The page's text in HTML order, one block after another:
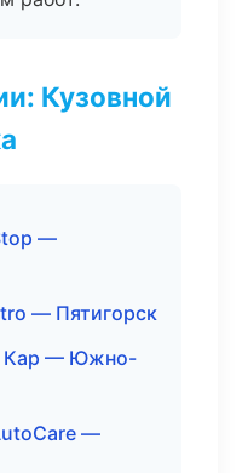
Кузовной
—
— Пятигорск
Кар — Южно-
—